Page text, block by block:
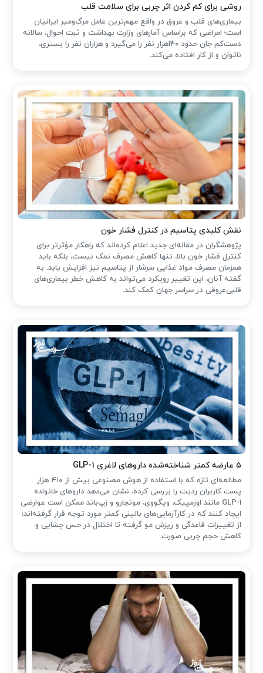
روشی برای کم کردن اثر چربی برای سلامت قلب
بیماری‌های قلب و عروق در واقع مهم‌ترین عامل مرگ‌ومیر ایرانیان
است؛ امراضی که براساس آمارهای وزارت بهداشت و ثبت احوال، سالانه
دست‌کم جان حدود 140هزار نفر را می‌گیرد و هزاران نفر را بستری،
ناتوان و از کار افتاده می‌کند.
نقش کلیدی پتاسیم در کنترل فشار خون
پژوهشگران در مقاله‌ای جدید اعلام کرده‌اند که راهکار مؤثرتر برای
کنترل فشار خون بالا، تنها کاهش مصرف نمک نیست، بلکه باید
همزمان مصرف مواد غذایی سرشار از پتاسیم نیز افزایش یابد. به
گفته آنان، این تغییر رویکرد می‌تواند به کاهش خطر بیماری‌های
قلبی‌عروقی در سراسر جهان کمک کند.
۵ عارضه کمتر شناخته‌شده داروهای لاغری GLP-1
مطالعه‌ای تازه که با استفاده از هوش مصنوعی بیش از ۴۱۰ هزار
پست کاربران ردیت را بررسی کرده، نشان می‌دهد داروهای خانواده
GLP-1 مانند اوزمپیک، ویگووی، مونجارو و زپ‌باند ممکن است عوارضی
ایجاد کنند که در کارآزمایی‌های بالینی کمتر مورد توجه قرار گرفته‌اند؛
از تغییرات قاعدگی و ریزش مو گرفته تا اختلال در حس چشایی و
کاهش حجم چربی صورت.